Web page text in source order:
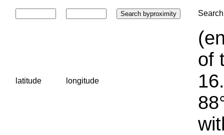
latitude longitude
of